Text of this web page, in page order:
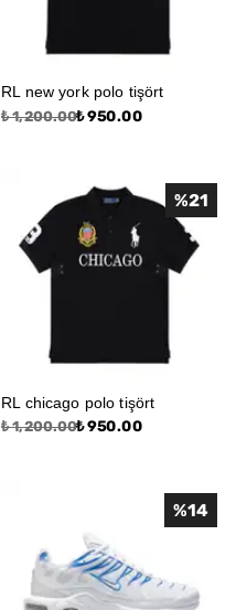
RL new york polo tişört
₺ 1,200.00₺ 950.00
RL chicago polo tişört
₺ 1,200.00₺ 950.00
%21
%14